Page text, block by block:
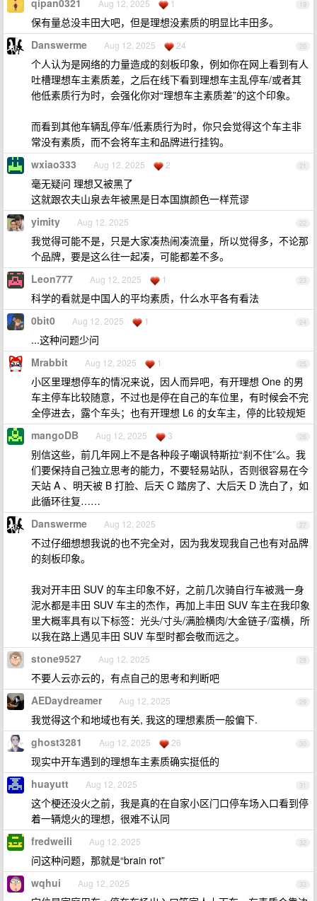
19
qipan0321 Aug 12, 2025 1
保有量总没丰田大吧，但是理想没素质的明显比丰田多。
20
Danswerme Aug 12, 2025 24
个人认为是网络的力量造成的刻板印象，例如你在网上看到有人
吐槽理想车主素质差，之后在线下看到理想车主乱停车/或者其
他低素质行为时，会强化你对“理想车主素质差”的这个印象。
而看到其他车辆乱停车/低素质行为时，你只会觉得这个车主非
常没有素质，而不会将车主和品牌进行挂钩。
21
wxiao333 Aug 12, 2025 2
毫无疑问 理想又被黑了
这就跟农夫山泉去年被黑是日本国旗颜色一样荒谬
22
yimity Aug 12, 2025
我觉得可能不是，只是大家凑热闹凑流量，所以觉得多，不论那
个品牌，要是这么往一起凑，可能都差不多。
23
Leon777 Aug 12, 2025 1
科学的看就是中国人的平均素质，什么水平各有看法
24
0bit0 Aug 12, 2025 1
...这种问题少问
25
Mrabbit Aug 12, 2025 1
小区里理想停车的情况来说，因人而异吧，有开理想 One 的男
车主停车比较随意，不过也是停在自己的车位里，有时候会不完
全停进去，露个车头；也有开理想 L6 的女车主，停的比较规矩
26
mangoDB Aug 12, 2025 3
别信这些，前几年网上不是各种段子嘲讽特斯拉“刹不住”么。我
们要保持自己独立思考的能力，不要轻易站队，否则很容易在今
天站 A 、明天被 B 打脸、后天 C 踏房了、大后天 D 洗白了，如
此循环往复……
27
Danswerme Aug 12, 2025
不过仔细想想我说的也不完全对，因为我发现我自己也有对品牌
的刻板印象。
我对开丰田 SUV 的车主印象不好，之前几次骑自行车被溅一身
泥水都是丰田 SUV 车主的杰作，再加上丰田 SUV 车主在我印象
里大概率具有以下标签：光头/寸头/满脸横肉/大金链子/蛮横，所
以我在路上遇见丰田 SUV 车型时都会敬而远之。
28
stone9527 Aug 12, 2025
不要人云亦云的，有点自己的思考和判断吧
29
AEDaydreamer Aug 12, 2025
我觉得这个和地域也有关, 我这的理想素质一般偏下.
30
ghost3281 Aug 12, 2025 26
现实中开车遇到的理想车主素质确实挺低的
31
huayutt Aug 12, 2025
这个梗还没火之前，我是真的在自家小区门口停车场入口看到停
着一辆熄火的理想，很难不认同
32
fredweili Aug 12, 2025
问这种问题，那就是“brain rot”
33
wqhui Aug 12, 2025